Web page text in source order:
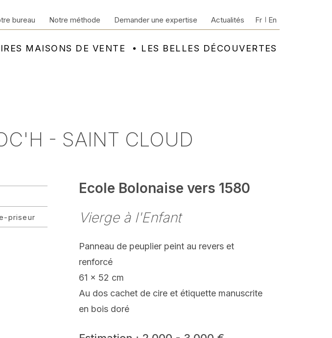
MAISONS DE VENTE LES BELLES DÉCOUVERTES
bureau Notre méthode Demander une expertise Actualités Fr En
- SAINT CLOUD
priseur
Ecole Bolonaise vers 1580
Vierge à l'Enfant
Panneau de peuplier peint au revers et
renforcé
61 x 52 cm
Au dos cachet de cire et étiquette manuscrite
en bois doré